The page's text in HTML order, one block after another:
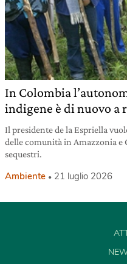
In Colombia
indigene è di nuovo a
Il presidente de la Espriella
delle comunità in Amazzonia e
sequestri.
Ambiente 21 luglio 2026